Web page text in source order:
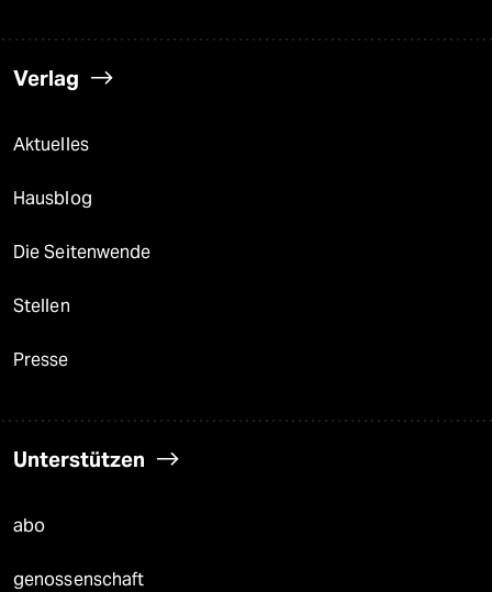
Verlag
Aktuelles
Hausblog
Die Seitenwende
Stellen
Presse
Unterstützen
abo
genossenschaft